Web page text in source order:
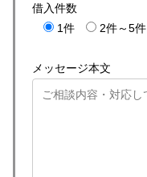
借入件数
1件
2件～5件
メッセージ本文